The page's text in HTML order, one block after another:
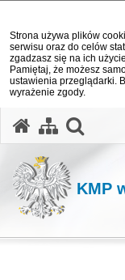
Strona używa plików
serwisu oraz do celów
zgadzasz się na ich
Pamiętaj, że możesz
ustawienia przeglądarki.
wyrażenie zgody.
KMP